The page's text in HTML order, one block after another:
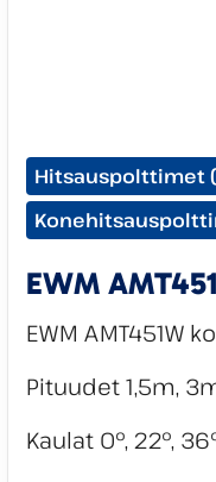
Tuotekategoriat:
Hitsauspolttimet
EWM
EWM AMT451W
Pituudet 1,5m,
Kaulat 0°, 22°,